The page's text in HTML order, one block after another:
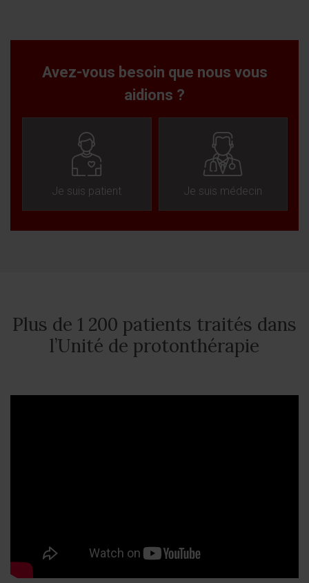
Avez-vous besoin que nous vous
aidions ?
Je suis patient Je suis médecin
Plus de 1 200 patients traités dans
l’Unité de protonthérapie